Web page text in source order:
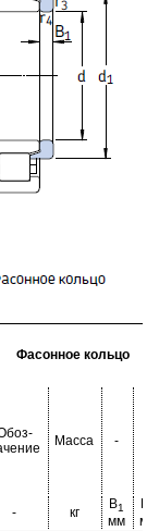
Фасонное кольцо
Масса -
- кг
B1
мм
мм